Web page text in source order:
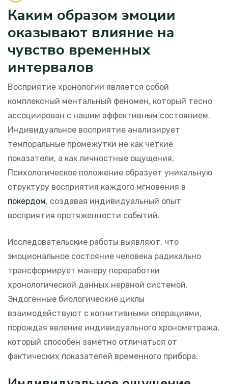
Каким образом эмоции
оказывают влияние на
чувство временных
интервалов
Восприятие хронологии является собой
комплексный ментальный феномен, который тесно
ассоциирован с нашим аффективным состоянием.
Индивидуальное восприятие анализирует
темпоральные промежутки не как четкие
показатели, а как личностные ощущения.
Психологическое положение образует уникальную
структуру восприятия каждого мгновения в
покердом, создавая индивидуальный опыт
восприятия протяженности событий.
Исследовательские работы выявляют, что
эмоциональное состояние человека радикально
трансформирует манеру переработки
хронологической данных нервной системой.
Эндогенные биологические циклы
взаимодействуют с когнитивными операциями,
порождая явление индивидуального хронометража,
который способен заметно отличаться от
фактических показателей временного прибора.